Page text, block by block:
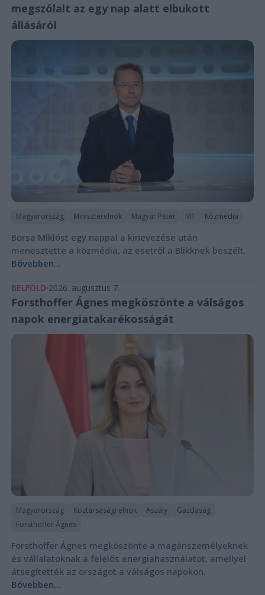
megszólalt az egy nap alatt elbukott
állásáról
Magyarország Miniszterelnök Magyar Péter M1 Közmédia
Borsa Miklóst egy nappal a kinevezése után
menesztette a közmédia, az esetről a Blikknek beszélt.
Bővebben...
BELFÖLD 2026. augusztus 7.
Forsthoffer Ágnes megköszönte a válságos
napok energiatakarékosságát
Magyarország Köztársasági elnök Aszály
Gazdaság
Forsthoffer Ágnes
Forsthoffer Ágnes megköszönte a magánszemélyeknek
és vállalatoknak a felelős energiahasználatot, amellyel
átsegítették az országot a válságos napokon.
Bővebben...